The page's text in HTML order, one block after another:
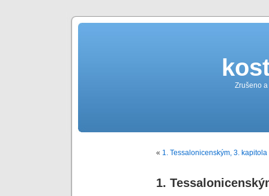
Zrušeno
« 1. Tessalonicenským, 3. kapitola
1.